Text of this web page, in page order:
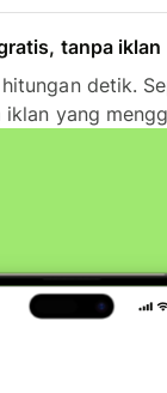
tanpa iklan
detik.
yang